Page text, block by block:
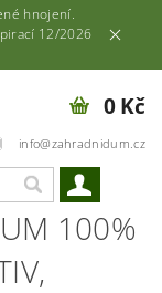
hnojení.
12/2026
info@zahradnidum.cz
0 Kč
100%